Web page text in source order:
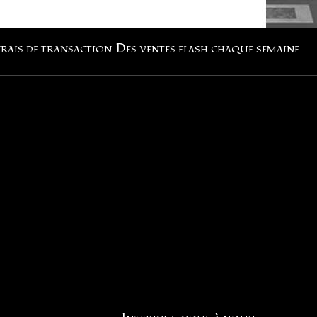
de transaction Des ventes flash chaque semaine